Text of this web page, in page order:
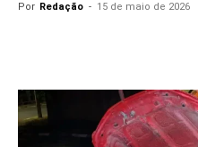
Por Redação - 15 de maio de 2026